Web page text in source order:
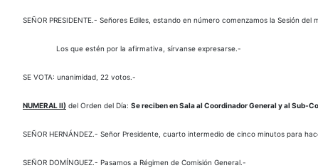
SEÑOR PRESIDENTE.- Señores Ediles, estando en número comenzamos la Sesión del
Los que estén por la afirmativa, sírvanse expresarse.-
SE VOTA: unanimidad, 22 votos.-
NUMERAL II) del Orden del Día: Se reciben en Sala al Coordinador General y al Sub-
SEÑOR HERNÁNDEZ.- Señor Presidente, cuarto intermedio de cinco minutos para
SEÑOR DOMÍNGUEZ.- Pasamos a Régimen de Comisión General.-